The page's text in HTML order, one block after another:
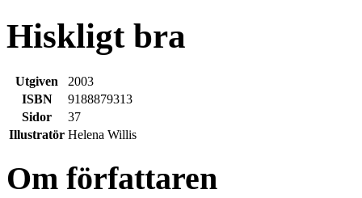
Hiskligt bra
Utgiven
2003
ISBN
9188879313
Sidor
37
Illustratör Helena Willis
Om författaren